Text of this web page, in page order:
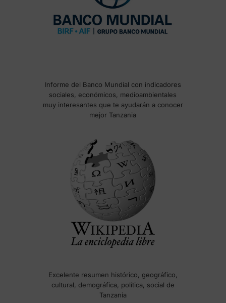
Informe del Banco Mundial con indicadores
sociales, económicos, medioambientales
muy interesantes que te ayudarán a conocer
mejor Tanzania
Excelente resumen histórico, geográfico,
cultural, demográfica, política, social de
Tanzania